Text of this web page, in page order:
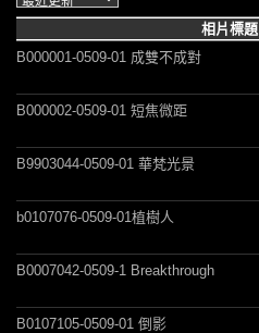
相片標題
B000001-0509-01 成雙不成對
B000002-0509-01 短焦微距
B9903044-0509-01 華梵光景
b0107076-0509-01植樹人
B0007042-0509-1 Breakthrough
B0107105-0509-01 倒影